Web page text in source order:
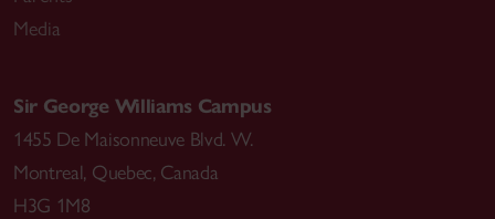
Media
Sir George Williams Campus
1455 De Maisonneuve Blvd. W.
Montreal, Quebec, Canada
H3G 1M8